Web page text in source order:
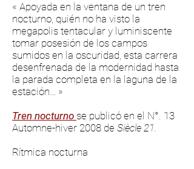
« Apoyada en la ventana de un tren
nocturno, quién no ha visto la
megapolis tentacular y luminiscente
tomar posesión de los campos
sumidos en la oscuridad, esta carrera
desenfrenada de la modernidad hasta
la parada completa en la laguna de la
estación… »
Tren nocturno se publicó en el N°. 13
Automne-hiver 2008 de Siècle 21.
Rítmica nocturna